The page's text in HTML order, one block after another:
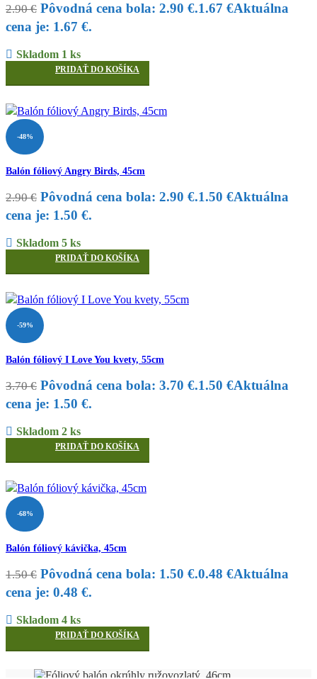
2.90€ Pôvodná cena bola: 2.90 €.1.67 €Aktuálna
cena je: 1.67 €.
Skladom 1 ks
PRIDAŤ DO KOŠÍKA
-48%
Balón fóliový Angry Birds, 45cm
2.90€ Pôvodná cena bola: 2.90 €.1.50 €Aktuálna
cena je: 1.50 €.
Skladom 5 ks
PRIDAŤ DO KOŠÍKA
-59%
Balón fóliový I Love You kvety, 55cm
3.70€ Pôvodná cena bola: 3.70 €.1.50 €Aktuálna
cena je: 1.50 €.
Skladom 2 ks
PRIDAŤ DO KOŠÍKA
-68%
Balón fóliový kávička, 45cm
1.50€ Pôvodná cena bola: 1.50 €.0.48 €Aktuálna
cena je: 0.48 €.
Skladom 4 ks
PRIDAŤ DO KOŠÍKA